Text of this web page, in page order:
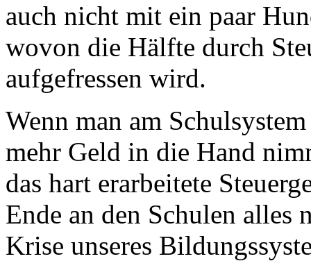
auch nicht mit ein paar
wovon die Hälfte durch
aufgefressen wird.
Wenn man am
mehr Geld in die Hand
das hart erarbeitete
Ende an den Schulen alles
Krise unseres